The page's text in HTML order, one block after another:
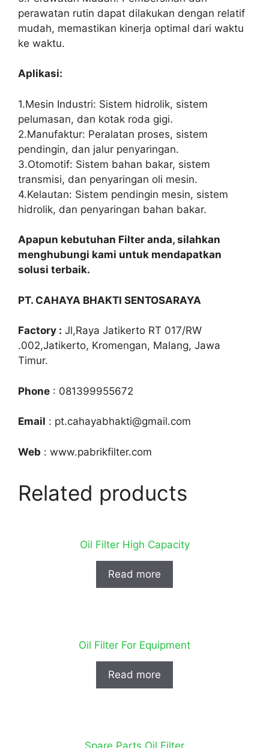
perawatan rutin dapat dilakukan dengan relatif
mudah, memastikan kinerja optimal dari waktu
ke waktu.
Aplikasi:
1.Mesin Industri: Sistem hidrolik, sistem
pelumasan, dan kotak roda gigi.
2.Manufaktur: Peralatan proses, sistem
pendingin, dan jalur penyaringan.
3.Otomotif: Sistem bahan bakar, sistem
transmisi, dan penyaringan oli mesin.
4.Kelautan: Sistem pendingin mesin, sistem
hidrolik, dan penyaringan bahan bakar.
Apapun kebutuhan Filter anda, silahkan
menghubungi kami untuk mendapatkan
solusi terbaik.
PT. CAHAYA BHAKTI SENTOSARAYA
Factory : Jl,Raya Jatikerto RT 017/RW
.002,Jatikerto, Kromengan, Malang, Jawa
Timur.
Phone : 081399955672
Email : pt.cahayabhakti@gmail.com
Web : www.pabrikfilter.com
Related products
Oil Filter High Capacity
Read more
Oil Filter For Equipment
Read more
Spare Parts Oil Filter